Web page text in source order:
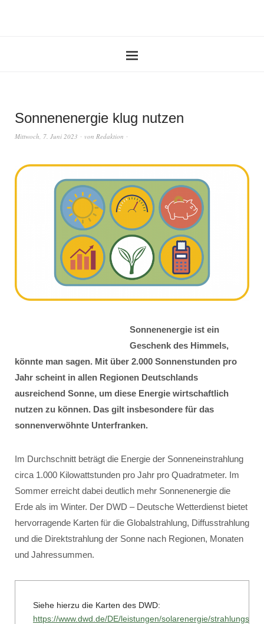
Sonnenenergie klug nutzen
Mittwoch, 7. Juni 2023 von Redaktion
Sonnenenergie ist ein
Geschenk des Himmels,
könnte man sagen. Mit über 2.000 Sonnenstunden pro
Jahr scheint in allen Regionen Deutschlands
ausreichend Sonne, um diese Energie wirtschaftlich
nutzen zu können. Das gilt insbesondere für das
sonnenverwöhnte Unterfranken.
Im Durchschnitt beträgt die Energie der Sonneneinstrahlung
circa 1.000 Kilowattstunden pro Jahr pro Quadratmeter. Im
Sommer erreicht dabei deutlich mehr Sonnenenergie die
Erde als im Winter. Der DWD – Deutsche Wetterdienst bietet
hervorragende Karten für die Globalstrahlung, Diffusstrahlung
und die Direktstrahlung der Sonne nach Regionen, Monaten
und Jahressummen.
Siehe hierzu die Karten des DWD:
https://www.dwd.de/DE/leistungen/solarenergie/